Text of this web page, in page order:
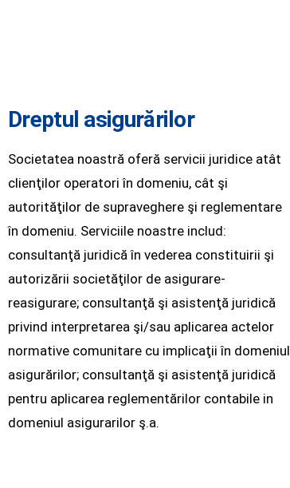
Dreptul asigurărilor
Societatea noastră oferă servicii juridice atât
clienţilor operatori în domeniu, cât şi
autorităţilor de supraveghere şi reglementare
în domeniu. Serviciile noastre includ:
consultanţă juridică în vederea constituirii şi
autorizării societăţilor de asigurare-
reasigurare; consultanţă şi asistenţă juridică
privind interpretarea şi/sau aplicarea actelor
normative comunitare cu implicaţii în domeniul
asigurărilor; consultanţă şi asistenţă juridică
pentru aplicarea reglementărilor contabile in
domeniul asigurarilor ş.a.